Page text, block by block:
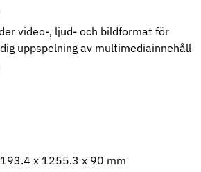
video-, ljud- och bildformat för
uppspelning av multimediainnehåll
x 1255.3 x 90 mm